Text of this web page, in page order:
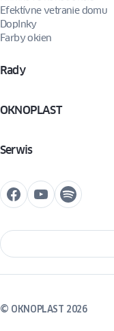
Efektívne vetranie domu
Doplnky
Farby okien
Rady
OKNOPLAST
Serwis
© OKNOPLAST 2026